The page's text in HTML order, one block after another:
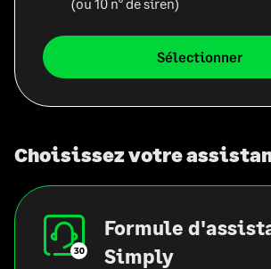
Sélectionner
Choisissez votre
Formule
Simply